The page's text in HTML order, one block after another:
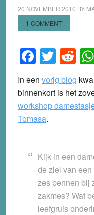
20 NOVEMBER 2010 BY
1 COMMENT
In een vorig blog
binnenkort is het
workshop
Tomasa.
Kijk in een
de ziel van een
zes pennen bij
zakmes? Wat
leefgruis